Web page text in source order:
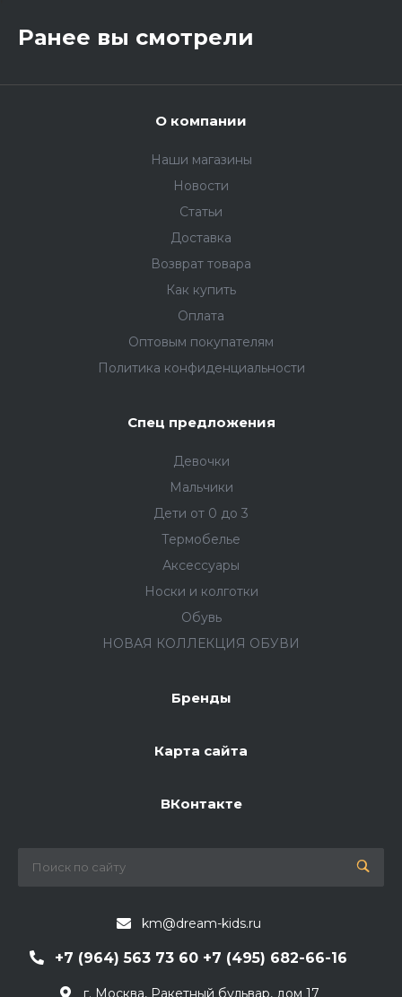
Ранее вы смотрели
О компании
Наши магазины
Новости
Статьи
Доставка
Возврат товара
Как купить
Оплата
Оптовым покупателям
Политика конфиденциальности
Спец предложения
Девочки
Мальчики
Дети от 0 до 3
Термобелье
Аксессуары
Носки и колготки
Обувь
НОВАЯ КОЛЛЕКЦИЯ ОБУВИ
Бренды
Карта сайта
ВКонтакте
km@dream-kids.ru
+7 (964) 563 73 60 +7 (495) 682-66-16
г. Москва, Ракетный бульвар, дом 17